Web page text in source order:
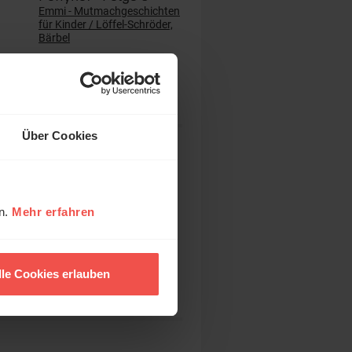
Über Cookies
Mehr erfahren
Cookies erlauben
Emmi - Mutmachgeschichten
für Kinder / Löffel-Schröder,
Bärbel
Erbach, Sandra / Faludi,
20,00 EUR